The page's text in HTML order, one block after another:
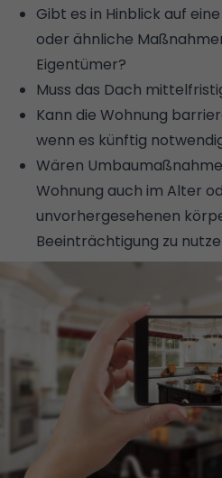
Gibt es in Hinblick auf
oder ähnliche
Eigentümer?
Muss das Dach
Kann die Wohnung
wenn es künftig
Wären
Wohnung auch im Alter
unvorhergesehenen
Beeinträchtigung zu